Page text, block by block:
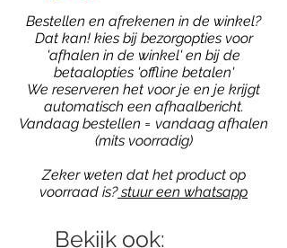
Bestellen en afrekenen in de winkel?
Dat kan! kies bij bezorgopties voor
'afhalen in de winkel' en bij de
betaalopties 'offline betalen'
We reserveren het voor je en je krijgt
automatisch een afhaalbericht.
Vandaag bestellen = vandaag afhalen
(mits voorradig)
Zeker weten dat het product op
voorraad is?stuur een whatsapp
Bekijk ook: